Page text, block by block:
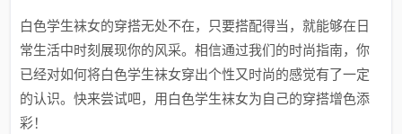
白色学生袜女的穿搭无处不在，只要搭配得当，就能够在日
常生活中时刻展现你的风采。相信通过我们的时尚指南，你
已经对如何将白色学生袜女穿出个性又时尚的感觉有了一定
的认识。快来尝试吧，用白色学生袜女为自己的穿搭增色添
彩！